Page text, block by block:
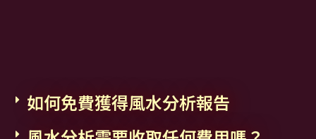
如何免費獲得風水分析報告